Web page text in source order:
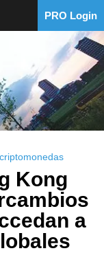
PRO Login
Kong
a